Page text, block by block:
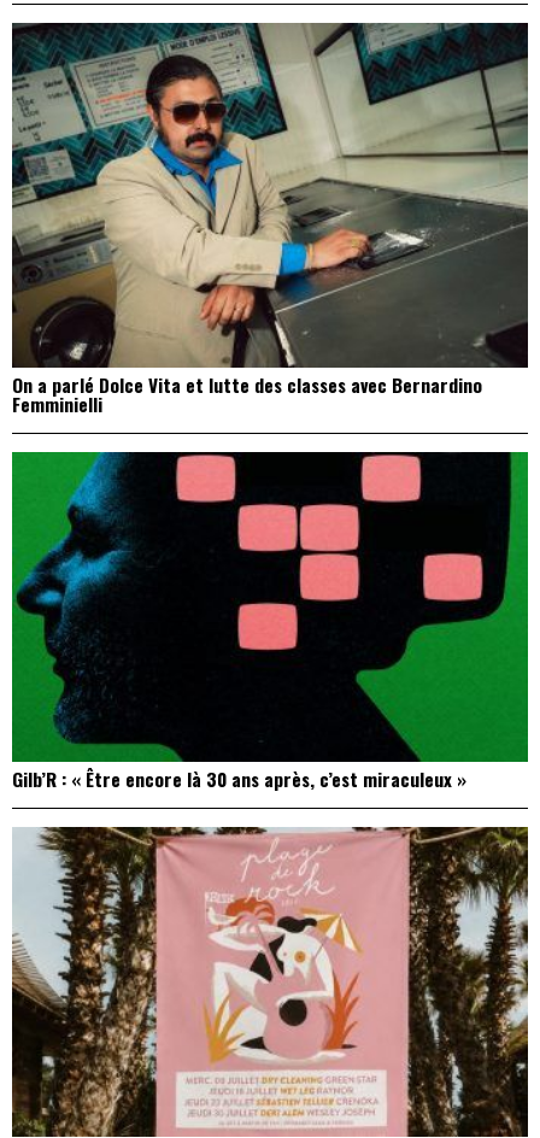
On a parlé Dolce Vita et lutte des classes avec Bernardino
Femminielli
Gilb’R : « Être encore là 30 ans après, c’est miraculeux »